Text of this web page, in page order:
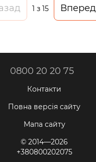
1 з 15 Вперед
0800 20 20 75
Контакти
Повна версія сайту
Мапа сайту
© 2014—2026
+380800202075